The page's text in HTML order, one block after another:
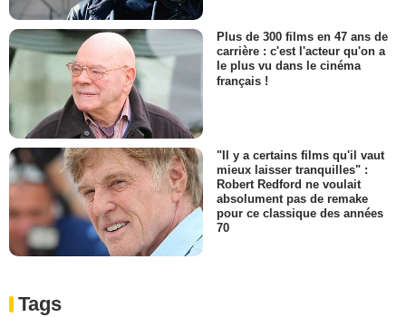
Plus de 300 films en 47 ans de
carrière : c'est l'acteur qu'on a
le plus vu dans le cinéma
français !
"Il y a certains films qu'il vaut
mieux laisser tranquilles" :
Robert Redford ne voulait
absolument pas de remake
pour ce classique des années
70
Tags